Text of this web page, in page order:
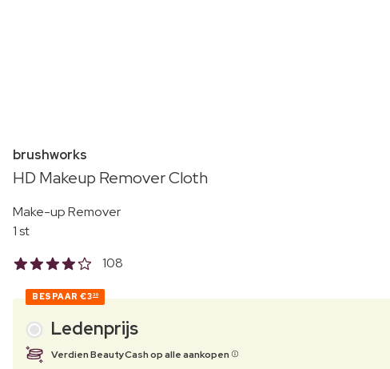
brushworks
HD Makeup Remover Cloth
Make-up Remover
1 st
108
BESPAAR €330
Ledenprijs
Verdien BeautyCash op alle aankopen